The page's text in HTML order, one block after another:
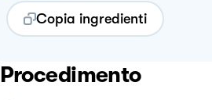
Copia ingredienti
Procedimento